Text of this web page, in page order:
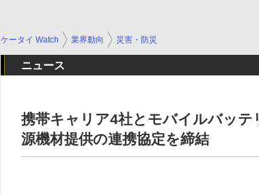
ケータイ Watch 業界動向 災害・防災
ニュース
携帯キャリア4社とモバイルバッテ
源機材提供の連携協定を締結